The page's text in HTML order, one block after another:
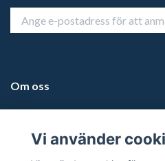
Om oss
Vi använder